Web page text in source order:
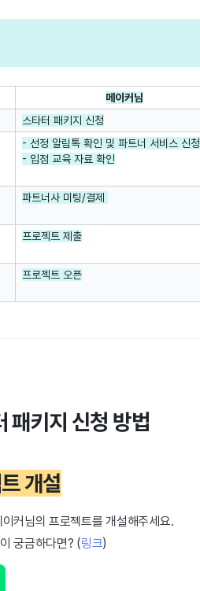
메이커님
스타터 패키지 신청
- 선정 알림톡 확인 및 파트너 서비스 신청
- 입점 교육 자료 확인
파트너사 미팅/결제
프로젝트 제출
프로젝트 오픈
패키지 신청 방법
개설
커님의 프로젝트를 개설해주세요.
궁금하다면? (링크)